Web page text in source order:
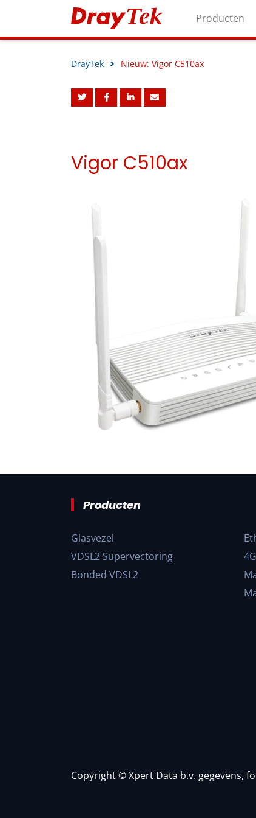
Producten
DrayTek > Nieuw: Vigor C510ax
Vigor C510ax
Producten
Glasvezel
VDSL2 Supervectoring
Bonded VDSL2
Copyright © Xpert Data b.v. gegevens,